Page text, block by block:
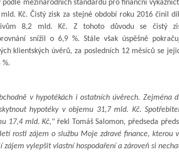
podle mezinárodních standardů pro finanční
mld. Kč. Čistý zisk za stejné období roku 2016 činil
8,2 mld. Kč. Z tohoto důvodu se čistý
snížil o 6,9 %. Stále však úspěšně
klientských úvěrů, za posledních 12 měsíců se
v hypotékách i ostatních úvěrech. Zejména
hypotéky v objemu 31,7 mld. Kč.
17,4 mld. Kč," řekl Tomáš Salomon, předseda
rostl zájem o službu Moje zdravé finance, kterou
zájem vylepšit vlastní hospodaření a zároveň si